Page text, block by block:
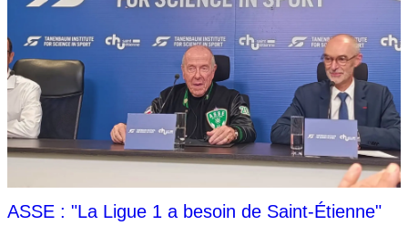
ASSE : "La Ligue 1 a besoin de Saint-Étienne"